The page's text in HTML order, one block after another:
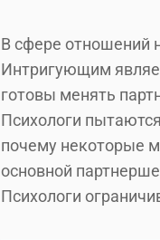
В сфере отношений
Интригующим
готовы менять
Психологи
почему некоторые
основной
Психологи